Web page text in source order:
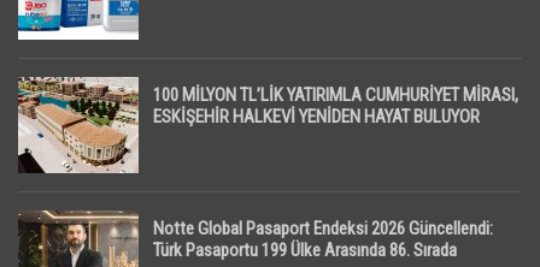
100 MİLYON TL’LİK YATIRIMLA CUMHURİYET MİRASI,
ESKİŞEHİR HALKEVİ YENİDEN HAYAT BULUYOR
Notte Global Pasaport Endeksi 2026 Güncellendi:
Türk Pasaportu 199 Ülke Arasında 86. Sırada